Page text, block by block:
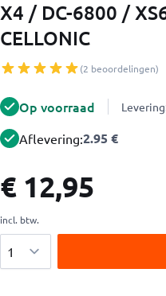
X4 / DC-6800 /
CELLONIC
(2 beoordelingen)
Op voorraad
Aflevering:2.95 €
€ 12,95
incl. btw.